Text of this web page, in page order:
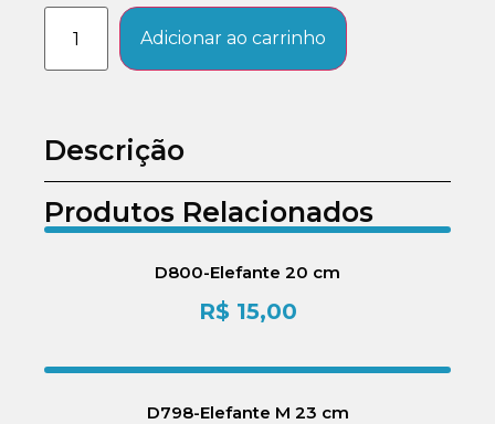
Adicionar ao carrinho
Descrição
Produtos Relacionados
D800-Elefante 20 cm
R$15,00
D798-Elefante M 23 cm